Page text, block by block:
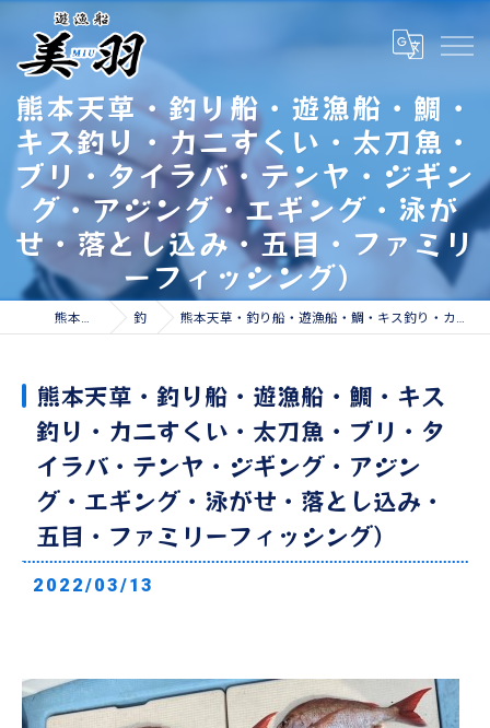
熊本天草・釣り船・遊漁船・鯛・
キス釣り・カニすくい・太刀魚・
ブリ・タイラバ・テンヤ・ジギン
グ・アジング・エギング・泳が
せ・落とし込み・五目・ファミリ
ーフィッシング）
熊本の遊漁船なら遊漁船 美羽 釣果情報 熊本天草・釣り船・遊漁船・鯛・キス釣り・カニすくい・太刀魚・ブリ・タイラバ・テンヤ・ジギング・アジング・エギング・泳がせ・落とし込み・五目・ファミリーフィッシング）
熊本天草・釣り船・遊漁船・鯛・キス
釣り・カニすくい・太刀魚・ブリ・タ
イラバ・テンヤ・ジギング・アジン
グ・エギング・泳がせ・落とし込み・
五目・ファミリーフィッシング）
2022/03/13